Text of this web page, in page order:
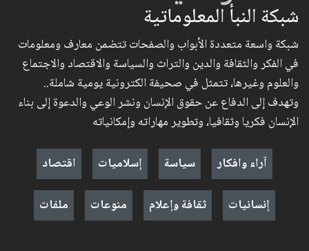
شبكة النبأ المعلوماتية
شبكة واسعة متعددة الأبواب والصفحات تتضمن معارف ومعلومات
في الفكر والثقافة والدين والتراث والسياسة والاقتصاد والاجتماع
والعلوم وغيرها، تتمثل في صحيفة الكترونية يومية شاملة..
وتهدف إلى الدفاع عن حقوق الإنسان ونشر الوعي والدعوة إلى بناء
الإنسان فكريا وثقافيا، وتطوير مهاراته وإمكانياته
آراء وافكار
سياسة إسلاميات
اقتصاد
إنسانيات
ثقافة وإعلام منوعات ملفات